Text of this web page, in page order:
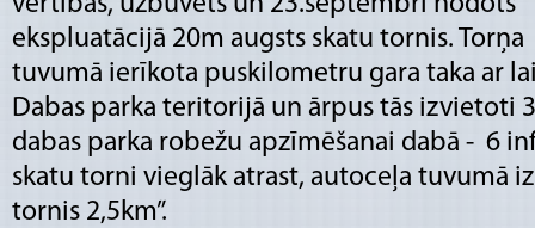
ekspluatācijā 20m augsts skatu tornis. Torņa
tuvumā ierīkota puskilometru gara taka ar
Dabas parka teritorijā un ārpus tās izvietoti
dabas parka robežu apzīmēšanai dabā - 6
skatu torni vieglāk atrast, autoceļa tuvumā
tornis 2,5km”.